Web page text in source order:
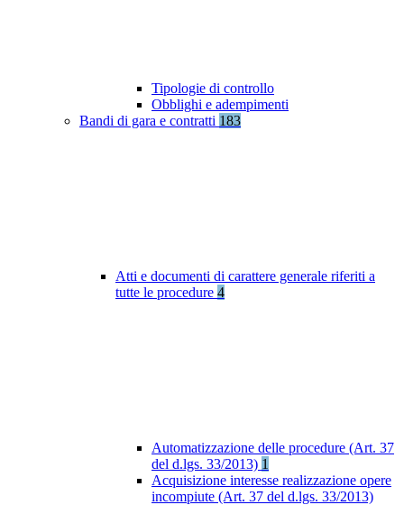
Tipologie di controllo
Obblighi e adempimenti
Bandi di gara e contratti 183
Atti e documenti di carattere generale riferiti a
tutte le procedure 4
Automatizzazione delle procedure (Art. 37
del d.lgs. 33/2013) 1
Acquisizione interesse realizzazione opere
incompiute (Art. 37 del d.lgs. 33/2013)